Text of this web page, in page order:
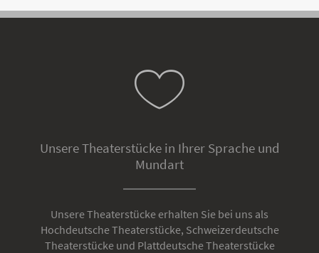
Unsere Theaterstücke in Ihrer Sprache und
Mundart
Unsere Theaterstücke erhalten Sie bei uns als
Hochdeutsche Theaterstücke, Schweizerdeutsche
Theaterstücke und Plattdeutsche Theaterstücke